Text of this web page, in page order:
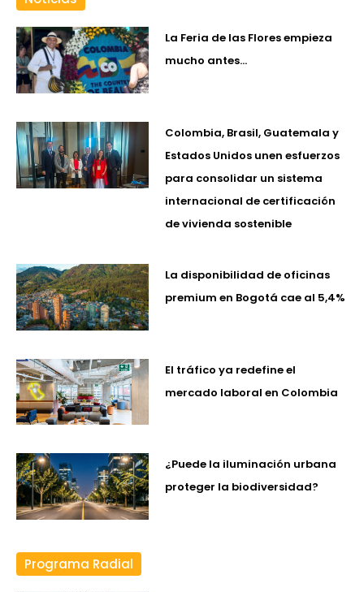
La Feria de las Flores empieza
mucho antes…
Colombia, Brasil, Guatemala y
Estados Unidos unen esfuerzos
para consolidar un sistema
internacional de certificación
de vivienda sostenible
La disponibilidad de oficinas
premium en Bogotá cae al 5,4%
El tráfico ya redefine el
mercado laboral en Colombia
¿Puede la iluminación urbana
proteger la biodiversidad?
Programa Radial